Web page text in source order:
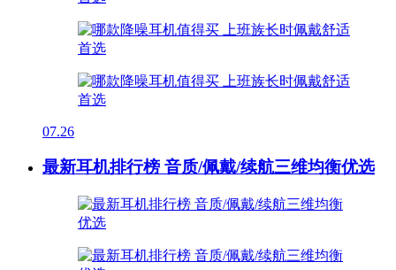
07.26
最新耳机排行榜 音质/佩戴/续航三维均衡优选